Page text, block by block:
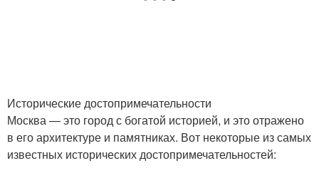
Исторические достопримечательности
Москва — это город с богатой историей, и это отражено
в его архитектуре и памятниках. Вот некоторые из самых
известных исторических достопримечательностей: